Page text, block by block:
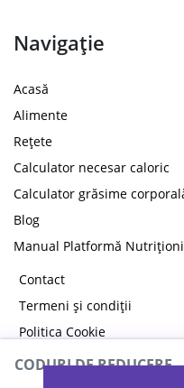
Navigație
Acasă
Alimente
Rețete
Calculator necesar caloric
Calculator grăsime
Blog
Manual Platformă
Contact
Termeni și condiții
Politica Cookie
Politica de confidențialitate
CODURI DE REDUCERE